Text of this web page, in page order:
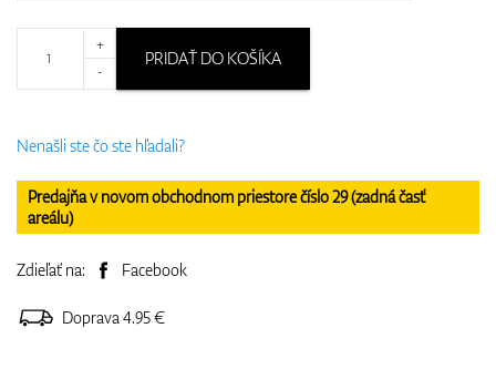
+
-
PRIDAŤ DO KOŠÍKA
Nenašli ste čo ste hľadali?
Predajňa v novom obchodnom priestore číslo 29 (zadná časť
areálu)
Zdieľať na: Facebook
Doprava 4.95 €